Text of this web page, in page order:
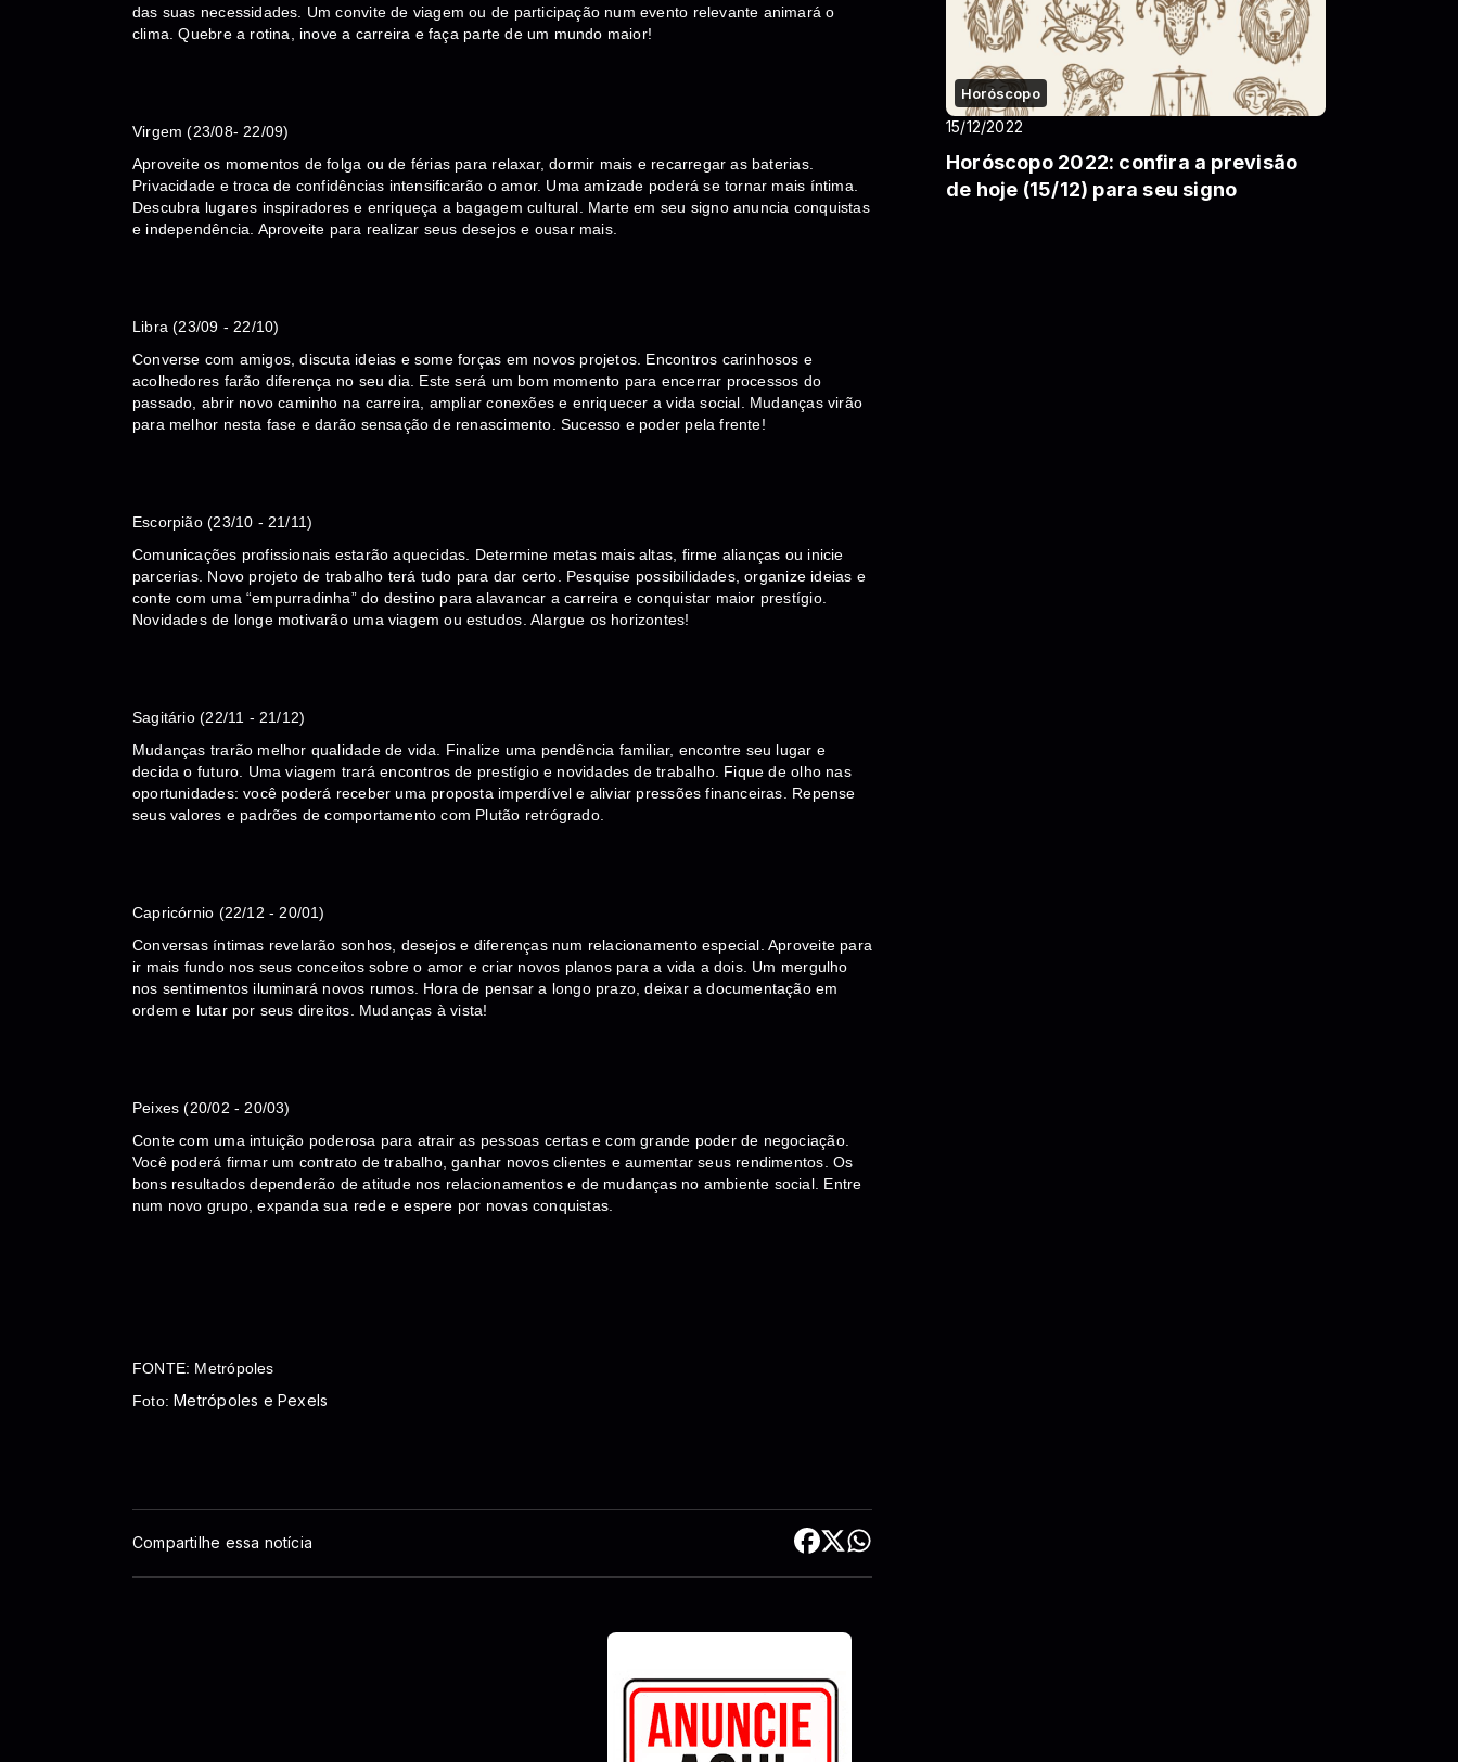
das suas necessidades. Um convite de viagem ou de participação num evento relevante animará o
clima. Quebre a rotina, inove a carreira e faça parte de um mundo maior!
Virgem (23/08- 22/09)
Aproveite os momentos de folga ou de férias para relaxar, dormir mais e recarregar as baterias.
Privacidade e troca de confidências intensificarão o amor. Uma amizade poderá se tornar mais íntima.
Descubra lugares inspiradores e enriqueça a bagagem cultural. Marte em seu signo anuncia conquistas
e independência. Aproveite para realizar seus desejos e ousar mais.
Libra (23/09 - 22/10)
Converse com amigos, discuta ideias e some forças em novos projetos. Encontros carinhosos e
acolhedores farão diferença no seu dia. Este será um bom momento para encerrar processos do
passado, abrir novo caminho na carreira, ampliar conexões e enriquecer a vida social. Mudanças virão
para melhor nesta fase e darão sensação de renascimento. Sucesso e poder pela frente!
Escorpião (23/10 - 21/11)
Comunicações profissionais estarão aquecidas. Determine metas mais altas, firme alianças ou inicie
parcerias. Novo projeto de trabalho terá tudo para dar certo. Pesquise possibilidades, organize ideias e
conte com uma “empurradinha” do destino para alavancar a carreira e conquistar maior prestígio.
Novidades de longe motivarão uma viagem ou estudos. Alargue os horizontes!
Sagitário (22/11 - 21/12)
Mudanças trarão melhor qualidade de vida. Finalize uma pendência familiar, encontre seu lugar e
decida o futuro. Uma viagem trará encontros de prestígio e novidades de trabalho. Fique de olho nas
oportunidades: você poderá receber uma proposta imperdível e aliviar pressões financeiras. Repense
seus valores e padrões de comportamento com Plutão retrógrado.
Capricórnio (22/12 - 20/01)
Conversas íntimas revelarão sonhos, desejos e diferenças num relacionamento especial. Aproveite para
ir mais fundo nos seus conceitos sobre o amor e criar novos planos para a vida a dois. Um mergulho
nos sentimentos iluminará novos rumos. Hora de pensar a longo prazo, deixar a documentação em
ordem e lutar por seus direitos. Mudanças à vista!
Peixes (20/02 - 20/03)
Conte com uma intuição poderosa para atrair as pessoas certas e com grande poder de negociação.
Você poderá firmar um contrato de trabalho, ganhar novos clientes e aumentar seus rendimentos. Os
bons resultados dependerão de atitude nos relacionamentos e de mudanças no ambiente social. Entre
num novo grupo, expanda sua rede e espere por novas conquistas.
FONTE: Metrópoles
Foto: Metrópoles e Pexels
Compartilhe essa notícia
Horóscopo
15/12/2022
Horóscopo 2022: confira a previsão
de hoje (15/12) para seu signo